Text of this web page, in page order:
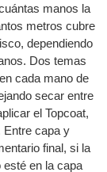
manos la
metros cubre
dependiendo
Dos temas
cada mano de
secar entre
el Topcoat,
Entre capa y
final, si la
esté en la capa